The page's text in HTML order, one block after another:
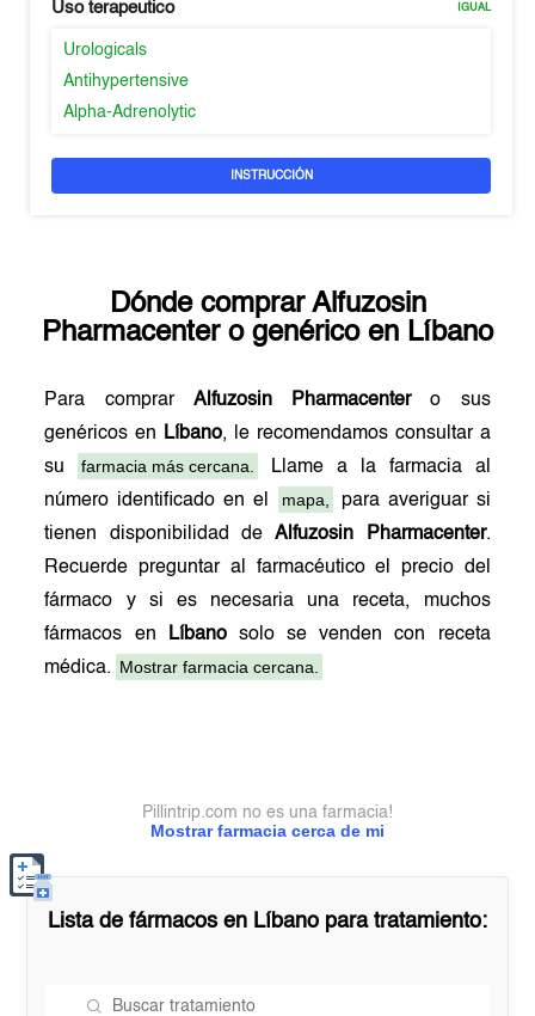
Uso terapeutico IGUAL
Urologicals
Antihypertensive
Alpha-Adrenolytic
INSTRUCCIÓN
Dónde comprar Alfuzosin
Pharmacentero genérico en Líbano
Para comprar Alfuzosin Pharmacentero sus
genéricos en
Líbano, le recomendamos consultar a
su
farmacia más cercana.
Llame a la farmacia al
número identificado en el
mapa,
para averiguar si
tienen disponibilidad deAlfuzosin Pharmacenter.
Recuerde preguntar al farmacéutico el precio del
fármaco y si es necesaria una receta, muchos
fármacos en
Líbanosolo se venden con receta
médica. Mostrar farmacia cercana.
Mostrar farmacia cerca de mi
Pillintrip.com no es una farmacia!
Lista de fármacos en Líbano para tratamiento: